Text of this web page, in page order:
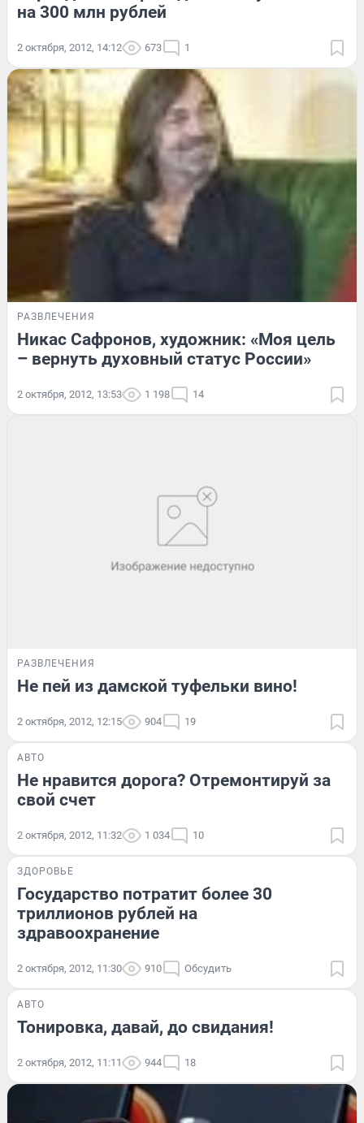
на 300 млн рублей
2 октября, 2012, 14:12 673 1
РАЗВЛЕЧЕНИЯ
Никас Сафронов, художник: «Моя цель
– вернуть духовный статус России»
2 октября, 2012, 13:53 1 198 14
РАЗВЛЕЧЕНИЯ
Не пей из дамской туфельки вино!
2 октября, 2012, 12:15 904 19
АВТО
Не нравится дорога? Отремонтируй за
свой счет
2 октября, 2012, 11:32 1 034 10
ЗДОРОВЬЕ
Государство потратит более 30
триллионов рублей на
здравоохранение
2 октября, 2012, 11:30 910 Обсудить
АВТО
Тонировка, давай, до свидания!
2 октября, 2012, 11:11 944 18